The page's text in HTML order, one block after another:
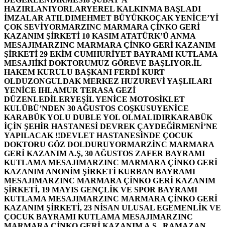
HAZIRLANIYORLARYEREL KALKINMA BAŞLADI
İMZALAR ATILDIMEHMET BÜYÜKKOÇAK YENİCE’Yİ
ÇOK SEVİYORMARZINC MARMARA ÇİNKO GERİ
KAZANIM ŞİRKETİ 10 KASIM ATATÜRK’Ü ANMA
MESAJIMARZINC MARMARA ÇİNKO GERİ KAZANIM
ŞİRKETİ 29 EKİM CUMHURİYET BAYRAMI KUTLAMA
MESAJIİKİ DOKTORUMUZ GÖREVE BAŞLIYOR.İL
HAKEM KURULU BAŞKANI FERDİ KURT
OLDUZONGULDAK MERKEZ HUZUREVİ YAŞLILARI
YENİCE IHLAMUR TERASA GEZİ
DÜZENLEDİLERYEŞİL YENİCE MOTOSİKLET
KULÜBÜ’NDEN 30 AĞUSTOS COŞKUSUYENİCE
KARABÜK YOLU DUBLE YOL OLMALIDIRKARABÜK
İÇİN ŞEHİR HASTANESİ DEVREK ÇAYDEĞİRMENİ’NE
YAPILACAK !!DEVLET HASTANESİNDE ÇOCUK
DOKTORU GÖZ DOLDURUYORMARZİNC MARMARA
GERİ KAZANIM A.Ş, 30 AĞUSTOS ZAFER BAYRAMI
KUTLAMA MESAJIMARZINC MARMARA ÇİNKO GERİ
KAZANIM ANONİM ŞİRKETİ KURBAN BAYRAMI
MESAJIMARZINC MARMARA ÇİNKO GERİ KAZANIM
ŞİRKETİ, 19 MAYIS GENÇLİK VE SPOR BAYRAMI
KUTLAMA MESAJIMARZINC MARMARA ÇİNKO GERİ
KAZANIM ŞİRKETİ, 23 NİSAN ULUSAL EGEMENLİK VE
ÇOCUK BAYRAMI KUTLAMA MESAJIMARZINC